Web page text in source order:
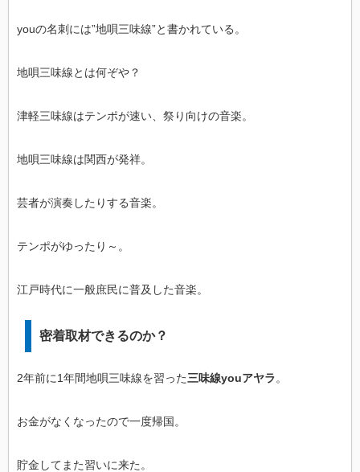
youの名刺には”地唄三味線”と書かれている。
地唄三味線とは何ぞや？
津軽三味線はテンポが速い、祭り向けの音楽。
地唄三味線は関西が発祥。
芸者が演奏したりする音楽。
テンポがゆったり～。
江戸時代に一般庶民に普及した音楽。
密着取材できるのか？
2年前に1年間地唄三味線を習った三味線youアヤラ 。
お金がなくなったので一度帰国。
貯金してまた習いに来た。